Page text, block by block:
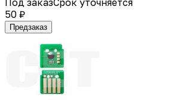
50 ₽
Предзаказ